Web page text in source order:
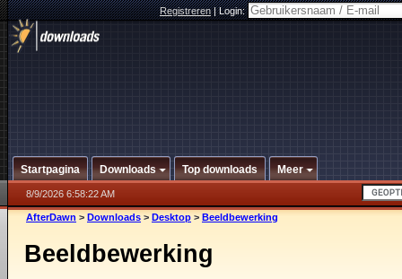
Registreren|Login:
Startpagina Downloads Top downloads Meer
8/9/2026 6:58:22 AM
AfterDawn > Downloads > Desktop > Beeldbewerking
Beeldbewerking